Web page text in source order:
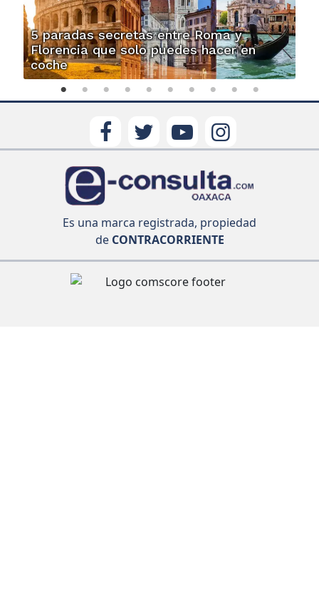
5 paradas secretas entre Roma y
Florencia que solo puedes hacer en
coche
Es una marca registrada, propiedad
deCONTRACORRIENTE